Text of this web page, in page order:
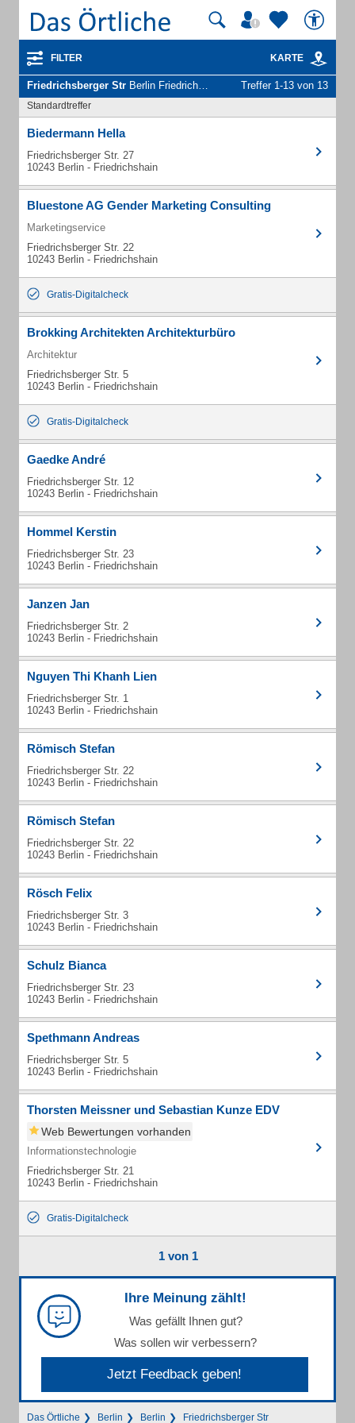
FILTER KARTE
Friedrichsberger Str Berlin Friedrichshain - Unternehmen und Personen Treffer 1-13 von 13
Standardtreffer
Biedermann Hella
Friedrichsberger Str. 27
10243 Berlin - Friedrichshain
Bluestone AG Gender Marketing Consulting
Marketingservice
Friedrichsberger Str. 22
10243 Berlin - Friedrichshain
Gratis-Digitalcheck
Brokking Architekten Architekturbüro
Architektur
Friedrichsberger Str. 5
10243 Berlin - Friedrichshain
Gratis-Digitalcheck
Gaedke André
Friedrichsberger Str. 12
10243 Berlin - Friedrichshain
Hommel Kerstin
Friedrichsberger Str. 23
10243 Berlin - Friedrichshain
Janzen Jan
Friedrichsberger Str. 2
10243 Berlin - Friedrichshain
Nguyen Thi Khanh Lien
Friedrichsberger Str. 1
10243 Berlin - Friedrichshain
Römisch Stefan
Friedrichsberger Str. 22
10243 Berlin - Friedrichshain
Römisch Stefan
Friedrichsberger Str. 22
10243 Berlin - Friedrichshain
Rösch Felix
Friedrichsberger Str. 3
10243 Berlin - Friedrichshain
Schulz Bianca
Friedrichsberger Str. 23
10243 Berlin - Friedrichshain
Spethmann Andreas
Friedrichsberger Str. 5
10243 Berlin - Friedrichshain
Thorsten Meissner und Sebastian Kunze EDV
Web Bewertungen vorhanden
Informationstechnologie
Friedrichsberger Str. 21
10243 Berlin - Friedrichshain
Gratis-Digitalcheck
1 von 1
Ihre Meinung zählt!
Was gefällt Ihnen gut?
Was sollen wir verbessern?
Jetzt Feedback geben!
Das Örtliche Berlin Berlin Friedrichsberger Str